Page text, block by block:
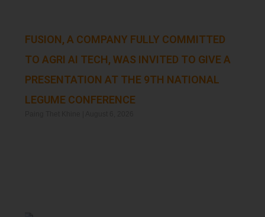
FUSION, A COMPANY FULLY COMMITTED
TO AGRI AI TECH, WAS INVITED TO GIVE A
PRESENTATION AT THE 9TH NATIONAL
LEGUME CONFERENCE